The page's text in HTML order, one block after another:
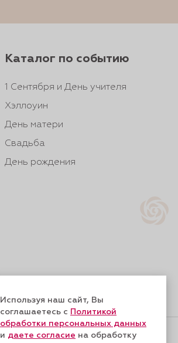
Каталог по событию
1 Сентября и День учителя
Хэллоуин
День матери
Свадьба
День рождения
Используя наш сайт, Вы
соглашаетесь с Политикой
обработки персональных данных
и даете согласие на обработку